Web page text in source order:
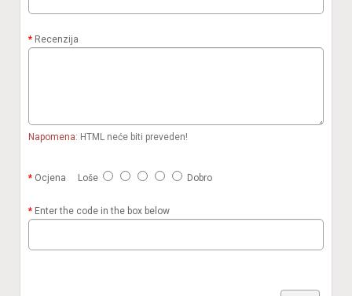
Recenzija
Napomena: HTML neće biti preveden!
Ocjena Loše Dobro
Enter the code in the box below